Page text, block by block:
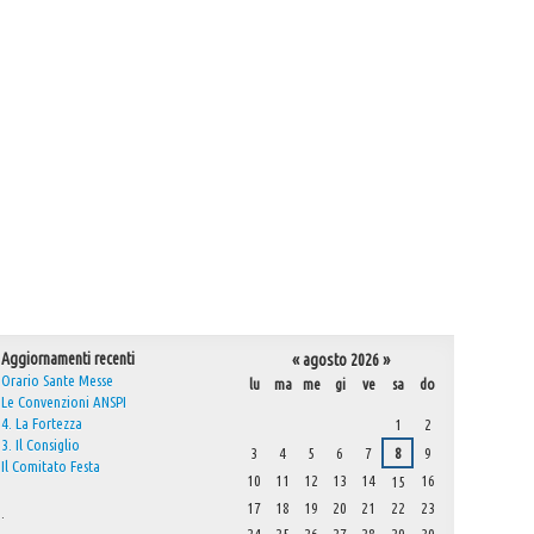
Aggiornamenti recenti
Orario Sante Messe
Le Convenzioni ANSPI
4. La Fortezza
3. Il Consiglio
Il Comitato Festa
«agosto 2026»
lu ma me gi ve sa do
1
2
3
4 5 6 7 8
9
10
11 12 13 14 15
16
17
18 19 20 21 22
23